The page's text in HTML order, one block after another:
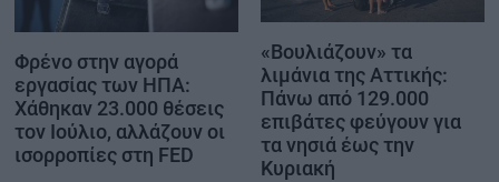
Φρένο στην αγορά
εργασίας των ΗΠΑ:
Χάθηκαν 23.000 θέσεις
τον Ιούλιο, αλλάζουν οι
ισορροπίες στη FED
«Βουλιάζουν» τα
λιμάνια της Αττικής:
Πάνω από 129.000
επιβάτες φεύγουν για
τα νησιά έως την
Κυριακή